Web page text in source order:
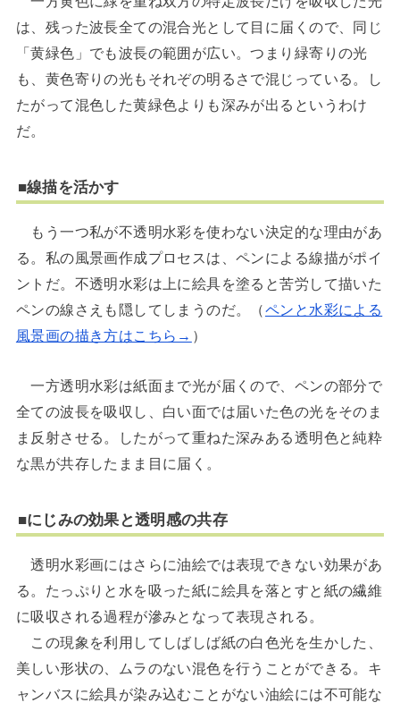
は、残った波長全ての混合光として目に届くので、同じ
「黄緑色」でも波長の範囲が広い。つまり緑寄りの光
も、黄色寄りの光もそれぞの明るさで混じっている。し
たがって混色した黄緑色よりも深みが出るというわけ
だ。
■線描を活かす
もう一つ私が不透明水彩を使わない決定的な理由があ
る。私の風景画作成プロセスは、ペンによる線描がポイ
ントだ。不透明水彩は上に絵具を塗ると苦労して描いた
ペンの線さえも隠してしまうのだ。（ペンと水彩による
風景画の描き方はこちら→ ）
一方透明水彩は紙面まで光が届くので、ペンの部分で
全ての波長を吸収し、白い面では届いた色の光をそのま
ま反射させる。したがって重ねた深みある透明色と純粋
な黒が共存したまま目に届く。
■にじみの効果と透明感の共存
透明水彩画にはさらに油絵では表現できない効果があ
る。たっぷりと水を吸った紙に絵具を落とすと紙の繊維
に吸収される過程が滲みとなって表現される。
この現象を利用してしばしば紙の白色光を生かした、
美しい形状の、ムラのない混色を行うことができる。キ
ャンバスに絵具が染み込むことがない油絵には不可能な